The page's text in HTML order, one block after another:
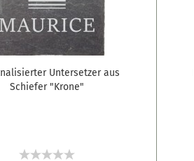
Untersetzer aus
Schiefer "Krone"